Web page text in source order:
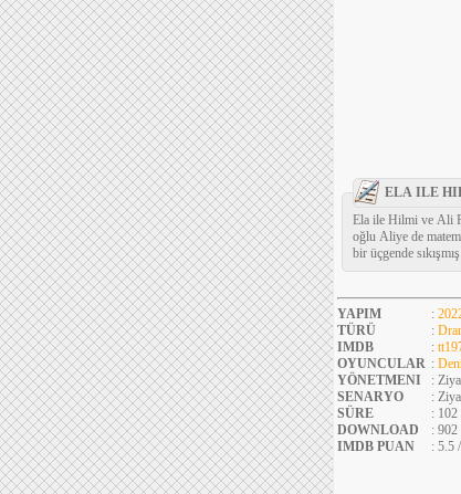
ELA ILE
Ela ile Hilmi ve Ali
oğlu Aliye de
bir üçgende
YAPIM :
TÜRÜ
:
IMDB
:
OYUNCULAR :
YÖNETMENI
:
SENARYO
:
SÜRE
: 102
DOWNLOAD
: 902
IMDB PUAN
: 5.5